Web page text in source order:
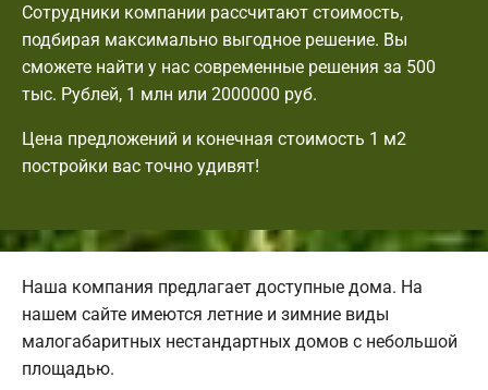
Сотрудники компании рассчитают стоимость,
подбирая максимально выгодное решение. Вы
сможете найти у нас современные решения за 500
тыс. Рублей, 1 млн или 2000000 руб.
Цена предложений и конечная стоимость 1 м2
постройки вас точно удивят!
Наша компания предлагает доступные дома. На
нашем сайте имеются летние и зимние виды
малогабаритных нестандартных домов с небольшой
площадью.